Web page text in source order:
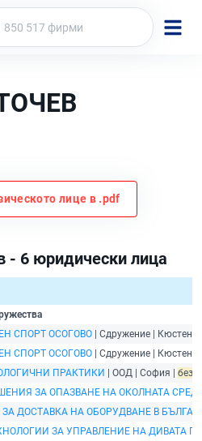
лице в .pdf
- 6 юридически лица
СПОРТ ОСОГОВО | Сдружение |
СПОРТ ОСОГОВО | Сдружение |
ПРАКТИКИ | ООД | София | без
ЗА ОПАЗВАНЕ НА ОКОЛНАТА
ДОСТАВКА НА ОБОРУДВАНЕ В
ЗА УПРАВЛЕНИЕ НА ДИВАТА